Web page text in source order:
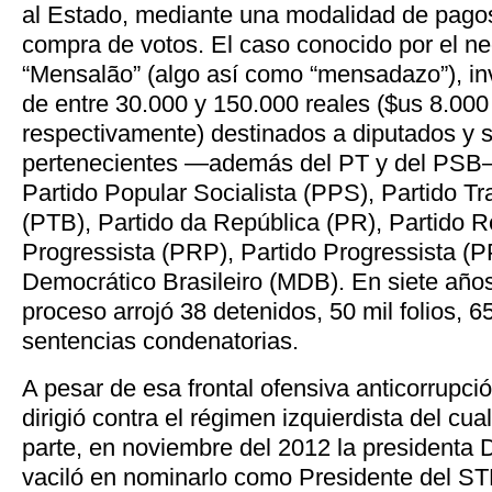
al Estado, mediante una modalidad de
compra de votos. El caso conocido por el
“Mensalão” (algo así como “mensadazo”),
de entre 30.000 y 150.000 reales ($us
respectivamente) destinados a diputados y
pertenecientes —además del PT y del
Partido Popular Socialista (PPS), Partido
(PTB), Partido da República (PR), Partido
Progressista (PRP), Partido Progressista
Democrático Brasileiro (MDB). En siete
proceso arrojó 38 detenidos, 50 mil folios,
sentencias condenatorias.
A pesar de esa frontal ofensiva
dirigió contra el régimen izquierdista del
parte, en noviembre del 2012 la presidenta
vaciló en nominarlo como Presidente del